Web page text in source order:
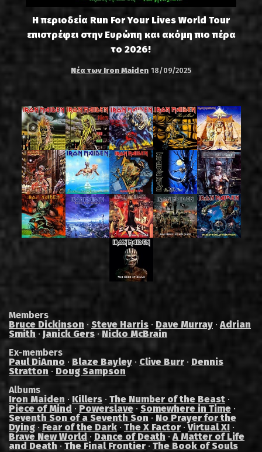
Η περιοδεία Run For Your Lives World Tour
επιστρέφει στην Ευρώπη και ακόμη πιο πέρα
το 2026!
Νέα των Iron Maiden 18/09/2025
Members
Bruce Dickinson · Steve Harris · Dave Murray ·Adrian
Smith · Janick Gers · Nicko McBrain
Ex-members
Paul DiAnno · Blaze Bayley · Clive Burr · Dennis
Stratton · Doug Sampson
Albums
Iron Maiden · Killers · The Number of the Beast ·
Piece of Mind · Powerslave · Somewhere in Time ·
Seventh Son of a Seventh Son · No Prayer for the
Dying · Fear of the Dark · The X Factor ·Virtual XI ·
Brave New World · Dance of Death ·A Matter of Life
and Death · The Final Frontier · The Book of Souls